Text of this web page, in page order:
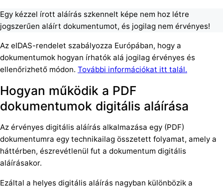
Egy kézzel írott aláírás szkennelt képe nem hoz létre
jogszerűen aláírt dokumentumot, és jogilag nem érvényes!
Az eIDAS-rendelet szabályozza Európában, hogy a
dokumentumok hogyan írhatók alá jogilag érvényes és
ellenőrizhető módon. További információkat itt talál.
Hogyan működik a PDF
dokumentumok digitális aláírása
Az érvényes digitális aláírás alkalmazása egy (PDF)
dokumentumra egy technikailag összetett folyamat, amely a
háttérben, észrevétlenül fut a dokumentum digitális
aláírásakor.
Ezáltal a helyes digitális aláírás nagyban különbözik a